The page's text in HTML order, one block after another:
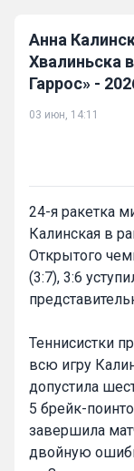
Анна
Хвалиньска
Гаррос» -
03 июн, 14:11
24-я ракетка
Калинская в
Открытого
(3:7), 3:6
Теннисистки
всю игру
допустила
5 брейк-
завершила
двойную